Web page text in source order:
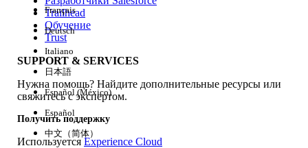
Trailhead
Обучение
Trust
SUPPORT & SERVICES
Нужна помощь? Найдите дополнительные ресурсы или
свяжитесь с экспертом.
Получить поддержку
ИспользуетсяExperience Cloud
Français
Deutsch
Italiano
日本語
Español (México)
Español
中文（简体）